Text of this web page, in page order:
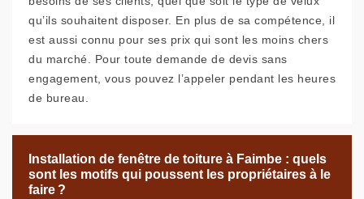
qu’ils souhaitent disposer. En plus de sa compétence, il
est aussi connu pour ses prix qui sont les moins chers
du marché. Pour toute demande de devis sans
engagement, vous pouvez l’appeler pendant les heures
de bureau.
Installation de fenêtre de toiture à Faimbe : quels
sont les motifs qui poussent les propriétaires à le
faire ?